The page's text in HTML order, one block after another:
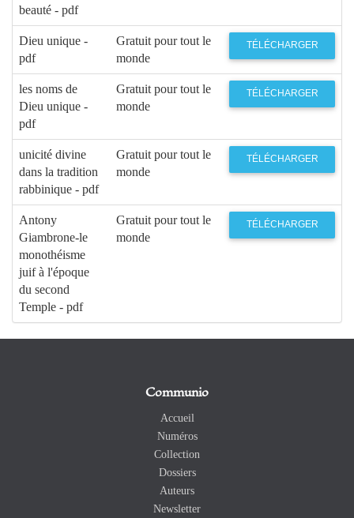
beauté - pdf
Dieu unique -
pdf
Gratuit pour tout le
monde
TÉLÉCHARGER
les noms de
Dieu unique -
pdf
Gratuit pour tout le
monde
TÉLÉCHARGER
unicité divine
dans la tradition
rabbinique - pdf
Gratuit pour tout le
monde
TÉLÉCHARGER
Antony
Giambrone-le
monothéisme
juif à l'époque
du second
Temple - pdf
Gratuit pour tout le
monde
TÉLÉCHARGER
Communio
Accueil
Numéros
Collection
Dossiers
Auteurs
Newsletter